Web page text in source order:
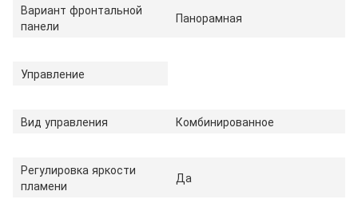
Вариант фронтальной
панели
Панорамная
Управление
Вид управления Комбинированное
Регулировка яркости
пламени
Да